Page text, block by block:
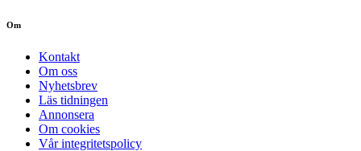
Om
Kontakt
Om oss
Nyhetsbrev
Läs tidningen
Annonsera
Om cookies
Vår integritetspolicy